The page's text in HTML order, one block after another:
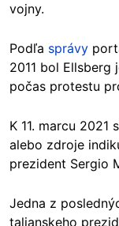
vojny.
Podľa správy
2011 bol
počas protestu
K 11. marcu 2021
alebo zdroje
prezident Sergio
Jedna z
talianskeho